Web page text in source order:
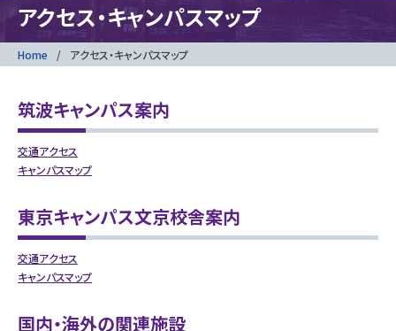
アクセス・キャンパスマップ
Home アクセス・キャンパスマップ
筑波キャンパス案内
交通アクセス
キャンパスマップ
東京キャンパス文京校舎案内
交通アクセス
キャンパスマップ
国内・海外の関連施設